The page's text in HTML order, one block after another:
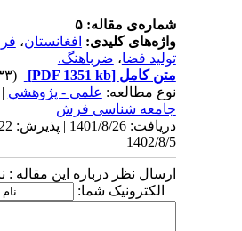
شماره‌ی مقاله: ۵
واژه‌های کلیدی:افغانستان،
تولید فضا،ضرباهنگ.
متن کامل[PDF 1351 kb]
نوع مطالعه:علمی - پژوهشي|
جامعه شناسی فرش
1402/8/5
ارسال نظر درباره این مقاله :
الکترونیک شما: